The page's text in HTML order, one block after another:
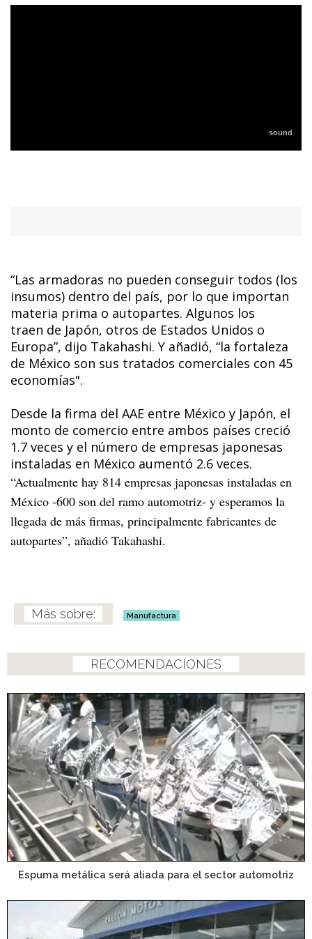
“Las armadoras no pueden conseguir todos (los
insumos) dentro del país, por lo que importan
materia prima o autopartes. Algunos los
traen de Japón, otros de Estados Unidos o
Europa”, dijo Takahashi. Y añadió, “la fortaleza
de México son sus tratados comerciales con 45
economías".
Desde la firma del AAE entre México y Japón, el
monto de comercio entre ambos países creció
1.7 veces y el número de empresas japonesas
instaladas en México aumentó 2.6 veces.
“Actualmente hay 814 empresas japonesas instaladas en
México -600 son del ramo automotriz- y esperamos la
llegada de más firmas, principalmente fabricantes de
autopartes”, añadió Takahashi.
Manufactura
RECOMENDACIONES
Espuma metálica será aliada para el sector automotriz